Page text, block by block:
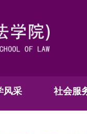
风采 社会服